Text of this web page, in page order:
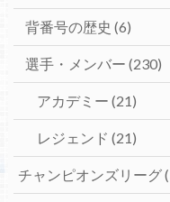
背番号の歴史 (6)
選手・メンバー (230)
アカデミー (21)
レジェンド (21)
チャンピオンズリーグ